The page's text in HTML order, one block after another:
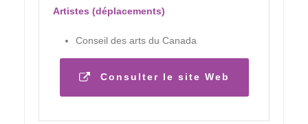
Artistes (déplacements)
Conseil des arts du Canada
Consulter le site Web